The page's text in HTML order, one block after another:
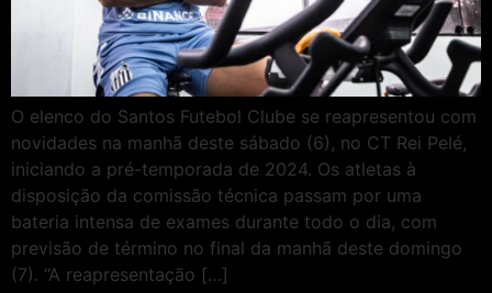
O elenco do Santos Futebol Clube se reapresentou com
novidades na manhã deste sábado (6), no CT Rei Pelé,
iniciando a pré-temporada de 2024. Os atletas à
disposição da comissão técnica passam por uma
bateria intensa de exames durante todo o dia, com
previsão de término no final da manhã deste domingo
(7). “A reapresentação […]